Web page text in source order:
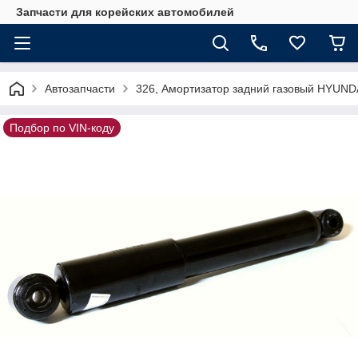
Запчасти для корейских автомобилей
Автозапчасти 326, Амортизатор задний газовый
Подбор по VIN-коду